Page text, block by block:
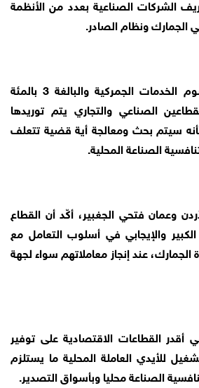
الشركات الصناعية بعدد من الأنظمة
الجمارك ونظام الصادر.
وشدد على أن بدل رسوم الخدمات الجمركية والبالغة 3 بالمئة
الصناعي والتجاري يتم توريدها
بأنه سيتم بحث ومعالجة أية قضية تتعلف
الصناعة المحلية.
وعمان فتحي الجغبير، أكّد أن القطاع
والإيجابي في أسلوب التعامل مع
عند إنجاز معاملاتهم سواء لجهة
أقدر القطاعات الاقتصادية على توفير
للأيدي العاملة المحلية ما يستلزم
الصناعة محليا وبأسواق التصدير.